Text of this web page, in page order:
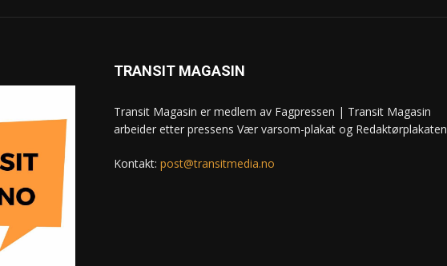
TRANSIT MAGASIN
Transit Magasin er medlem av Fagpressen | Transit Magasin
arbeider etter pressens Vær varsom-plakat og Redaktørplakaten
Kontakt: post@transitmedia.no